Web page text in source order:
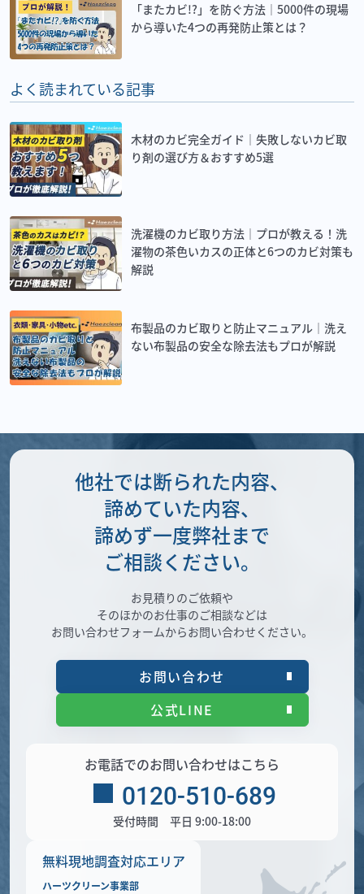
「またカビ!?」を防ぐ方法｜5000件の現場
から導いた4つの再発防止策とは？
よく読まれている記事
木材のカビ完全ガイド｜失敗しないカビ取
り剤の選び方＆おすすめ5選
洗濯機のカビ取り方法｜プロが教える！洗
濯物の茶色いカスの正体と6つのカビ対策も
解説
布製品のカビ取りと防止マニュアル｜洗え
ない布製品の安全な除去法もプロが解説
無料現地調査対応エリア
ハーツクリーン事業部
他社では断られた内容、
諦めていた内容、
諦めず一度弊社まで
ご相談ください。
お見積りのご依頼や
そのほかのお仕事のご相談などは
お問い合わせフォームからお問い合わせください。
お問い合わせ
公式LINE
お電話でのお問い合わせはこちら
0120-510-689
受付時間 平日 9:00-18:00